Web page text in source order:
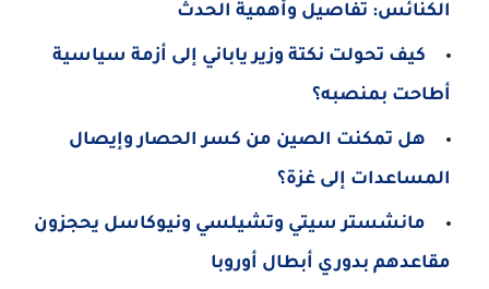
الكنائس: تفاصيل وأهمية الحدث
كيف تحولت نكتة وزير ياباني إلى أزمة سياسية
أطاحت بمنصبه؟
هل تمكنت الصين من كسر الحصار وإيصال
المساعدات إلى غزة؟
مانشستر سيتي وتشيلسي ونيوكاسل يحجزون
مقاعدهم بدوري أبطال أوروبا